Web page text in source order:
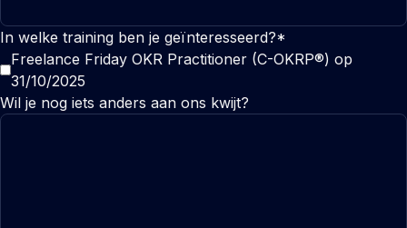
In welke training ben je geïnteresseerd?*
Freelance Friday OKR Practitioner (C-OKRP®) op
31/10/2025
Wil je nog iets anders aan ons kwijt?